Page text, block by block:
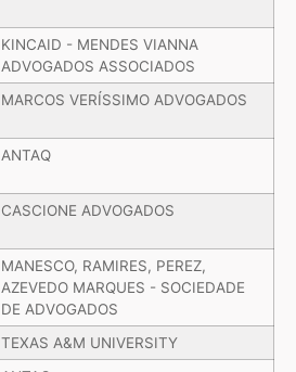
KINCAID - MENDES VIANNA
ADVOGADOS ASSOCIADOS
MARCOS VERÍSSIMO ADVOGADOS
ANTAQ
CASCIONE ADVOGADOS
MANESCO, RAMIRES, PEREZ,
AZEVEDO MARQUES - SOCIEDADE
DE ADVOGADOS
TEXAS A&M UNIVERSITY